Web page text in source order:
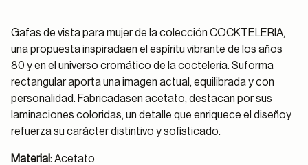
Gafas de vista para mujer de la colección COCKTELERIA,
una propuesta inspiradaen el espíritu vibrante de los años
80 y en el universo cromático de la coctelería. Suforma
rectangular aporta una imagen actual, equilibrada y con
personalidad. Fabricadasen acetato, destacan por sus
laminaciones coloridas, un detalle que enriquece el diseñoy
refuerza su carácter distintivo y sofisticado.
Material:Acetato